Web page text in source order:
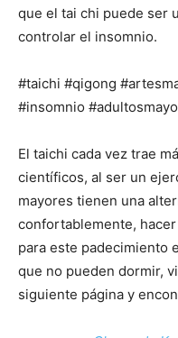
que el tai chi puede ser
controlar el insomnio.
#taichi #qigong
#insomnio
El taichi cada vez trae
científicos, al ser un
mayores tienen una
confortablemente,
para este padecimiento
que no pueden dormir,
siguiente página y